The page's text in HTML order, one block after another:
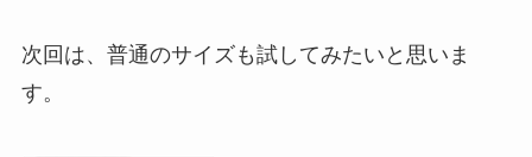
次回は、普通のサイズも試してみたいと思いま
す。